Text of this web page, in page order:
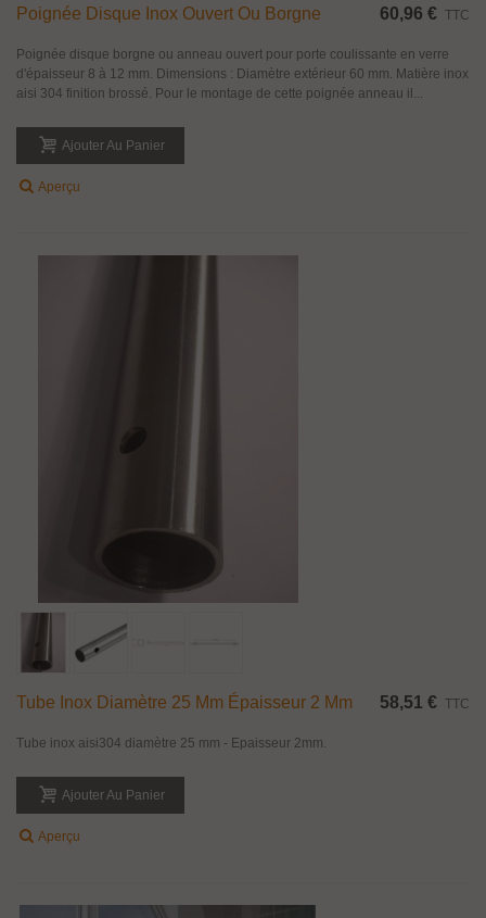
Poignée Disque Inox Ouvert Ou Borgne 60,96 € TTC
Poignée disque borgne ou anneau ouvert pour porte coulissante en verre
d'épaisseur 8 à 12 mm. Dimensions : Diamètre extérieur 60 mm. Matière inox
aisi 304 finition brossé. Pour le montage de cette poignée anneau il...
Ajouter Au Panier
Aperçu
Tube Inox Diamètre 25 Mm Épaisseur 2 Mm 58,51 € TTC
Tube inox aisi304 diamètre 25 mm - Epaisseur 2mm.
Ajouter Au Panier
Aperçu